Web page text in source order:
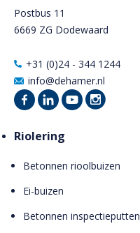
Postbus 11
6669 ZG Dodewaard
+31 (0)24 - 344 1244
info@dehamer.nl
Riolering
Betonnen rioolbuizen
Ei-buizen
Betonnen inspectieputten